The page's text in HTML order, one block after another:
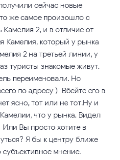
сейчас новые
же самое произошло с
Камелия 2, и в отличие от
Камелия, который у рынка
2 на третьей линии, у
туристы знакомые живут.
переименовали. Но
по адресу ) Вбейте его в
ясно, тот или не тот.Ну и
что у рынка. Видел
Или Вы просто хотите в
Я бы к центру ближе
мнение.